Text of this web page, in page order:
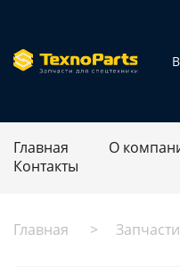
Главная О
Контакты
Главная Запчасти